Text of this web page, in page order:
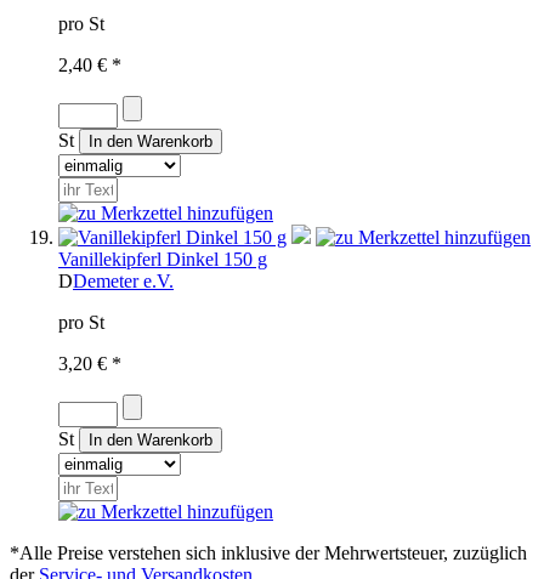
pro St
2,40 € *
St
Vanillekipferl Dinkel 150 g
DDemeter e.V.
pro St
3,20 € *
St
*Alle Preise verstehen sich inklusive der Mehrwertsteuer, zuzüglich